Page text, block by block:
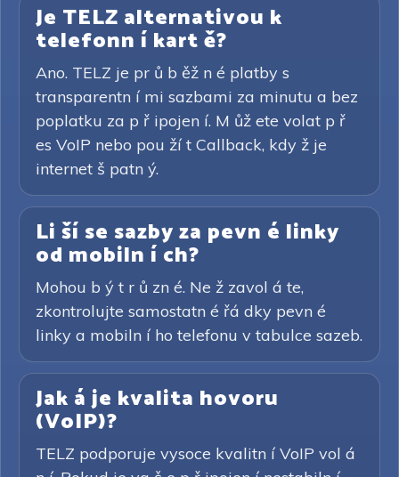
Je TELZ alternativou k
telefonn í kart ě?
Ano. TELZ je pr ů b ěž n é platby s
transparentn í mi sazbami za minutu a bez
poplatku za p ř ipojen í. M ůž ete volat p ř
es VoIP nebo pou ží t Callback, kdy ž je
internet š patn ý.
Li ší se sazby za pevn é linky
od mobiln í ch?
Mohou b ý t r ů zn é. Ne ž zavol á te,
zkontrolujte samostatn é řá dky pevn é
linky a mobiln í ho telefonu v tabulce sazeb.
Jak á je kvalita hovoru
(VoIP)?
TELZ podporuje vysoce kvalitn í VoIP vol á